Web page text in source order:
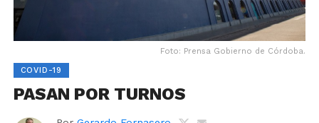
Foto: Prensa Gobierno de Córdoba.
COVID-19
PASAN POR TURNOS